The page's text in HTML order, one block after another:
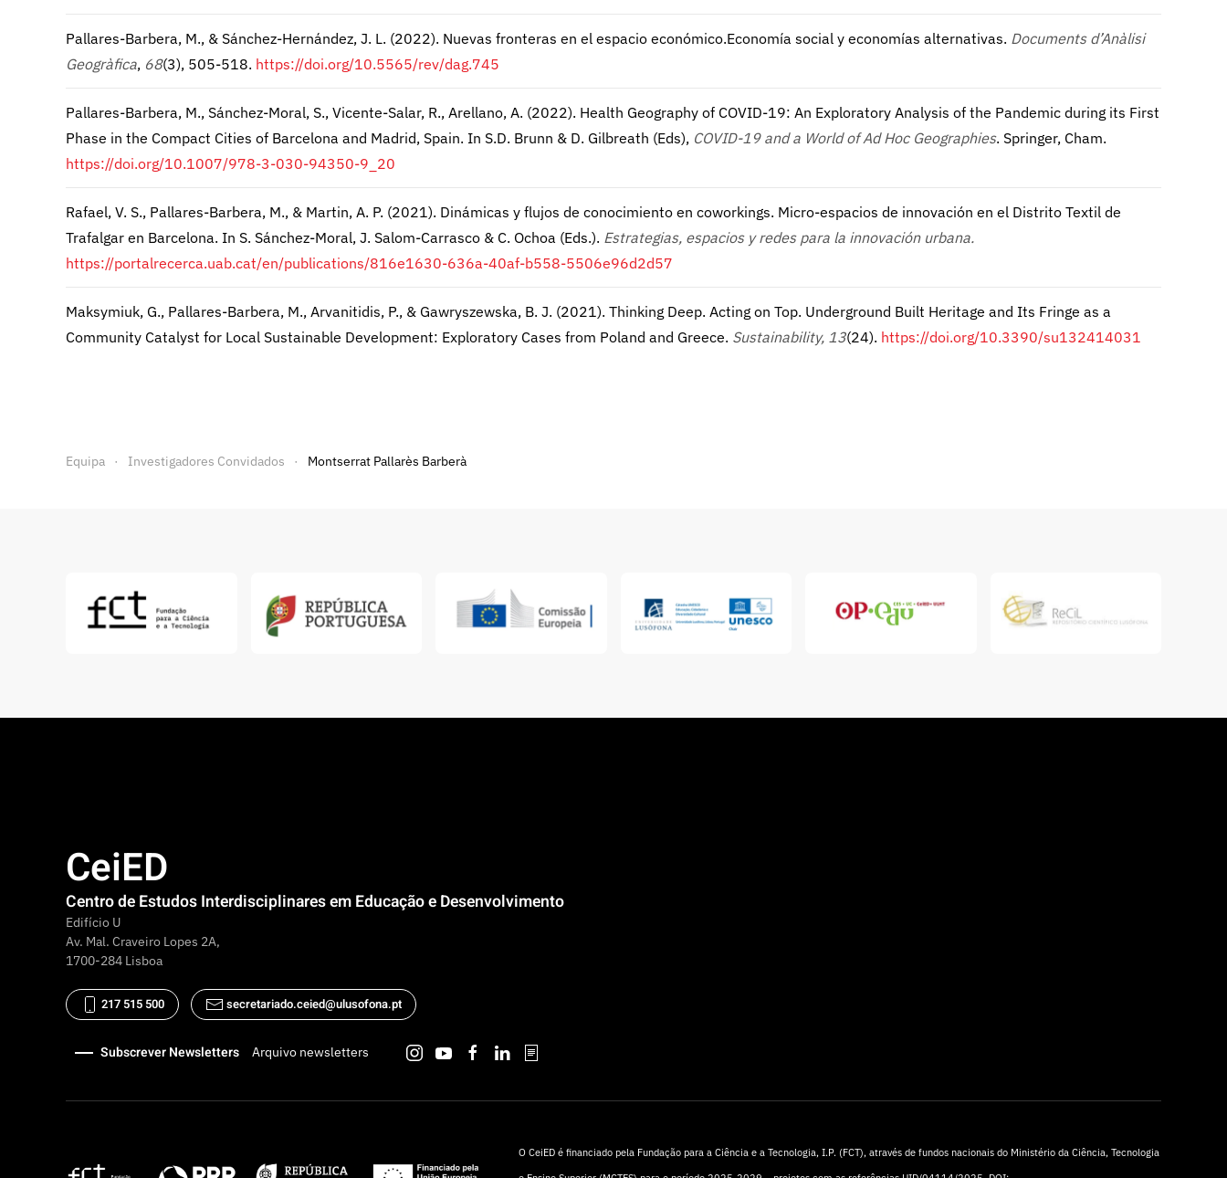
Pallares-Barbera, M., & Sánchez-Hernández, J. L. (2022). Nuevas fronteras en el espacio económico.Economía social y economías alternativas. Documents d’Anàlisi
Geogràfica, 68(3), 505-518. https://doi.org/10.5565/rev/dag.745
Pallares-Barbera, M., Sánchez-Moral, S., Vicente-Salar, R., Arellano, A. (2022). Health Geography of COVID-19: An Exploratory Analysis of the Pandemic during its First
Phase in the Compact Cities of Barcelona and Madrid, Spain. In S.D. Brunn & D. Gilbreath (Eds), COVID-19 and a World of Ad Hoc Geographies. Springer, Cham.
https://doi.org/10.1007/978-3-030-94350-9_20
Rafael, V. S., Pallares-Barbera, M., & Martin, A. P. (2021). Dinámicas y flujos de conocimiento en coworkings. Micro-espacios de innovación en el Distrito Textil de
Trafalgar en Barcelona. In S. Sánchez-Moral, J. Salom-Carrasco & C. Ochoa (Eds.). Estrategias, espacios y redes para la innovación urbana.
https://portalrecerca.uab.cat/en/publications/816e1630-636a-40af-b558-5506e96d2d57
Maksymiuk, G., Pallares-Barbera, M., Arvanitidis, P., & Gawryszewska, B. J. (2021). Thinking Deep. Acting on Top. Underground Built Heritage and Its Fringe as a
Community Catalyst for Local Sustainable Development: Exploratory Cases from Poland and Greece. Sustainability, 13(24). https://doi.org/10.3390/su132414031
Equipa Investigadores Convidados Montserrat Pallarès Barberà
CeiED
Centro de Estudos Interdisciplinares em Educação e Desenvolvimento
Edifício U
Av. Mal. Craveiro Lopes 2A,
1700-284 Lisboa
217 515 500 secretariado.ceied@ulusofona.pt
Subscrever Newsletters Arquivo newsletters
O CeiED é financiado pela Fundação para a Ciência e a Tecnologia, I.P. (FCT), através de fundos nacionais do Ministério da Ciência, Tecnologia